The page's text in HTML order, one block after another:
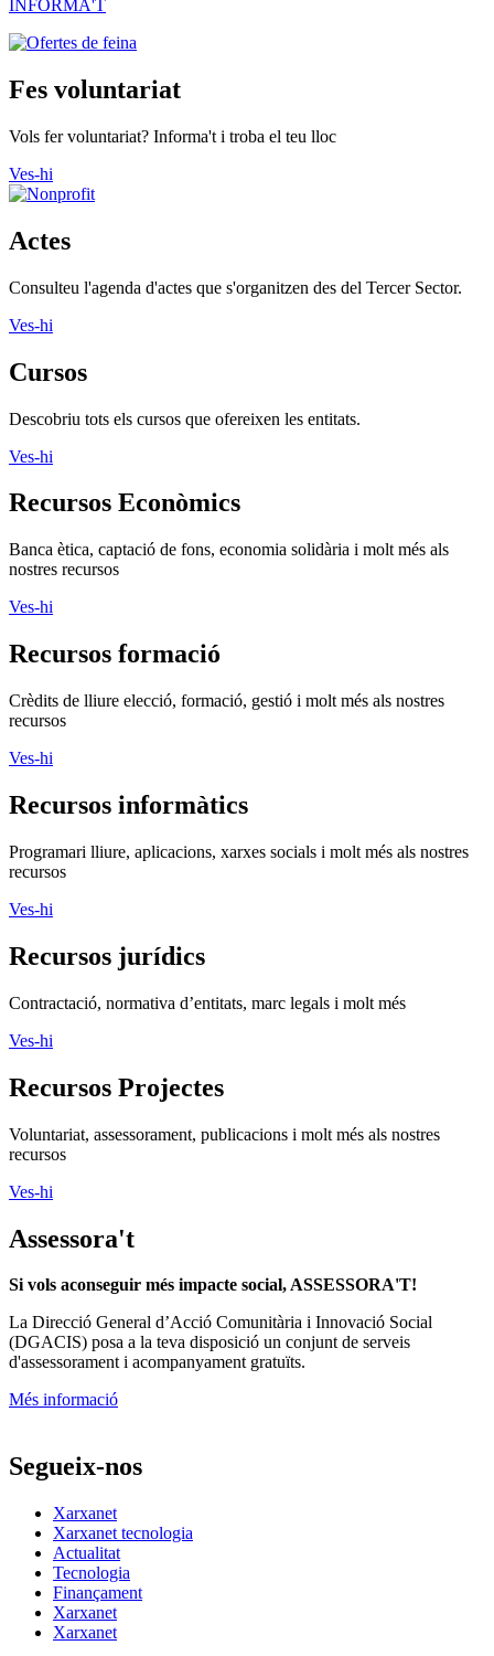
INFORMA'T
Fes voluntariat
Vols fer voluntariat? Informa't i troba el teu lloc
Ves-hi
Actes
Consulteu l'agenda d'actes que s'organitzen des del Tercer Sector.
Ves-hi
Cursos
Descobriu tots els cursos que ofereixen les entitats.
Ves-hi
Recursos Econòmics
Banca ètica, captació de fons, economia solidària i molt més als
nostres recursos
Ves-hi
Recursos formació
Crèdits de lliure elecció, formació, gestió i molt més als nostres
recursos
Ves-hi
Recursos informàtics
Programari lliure, aplicacions, xarxes socials i molt més als nostres
recursos
Ves-hi
Recursos jurídics
Contractació, normativa d’entitats, marc legals i molt més
Ves-hi
Recursos Projectes
Voluntariat, assessorament, publicacions i molt més als nostres
recursos
Ves-hi
Assessora't
Si vols aconseguir més impacte social, ASSESSORA'T!
La Direcció General d’Acció Comunitària i Innovació Social
(DGACIS) posa a la teva disposició un conjunt de serveis
d'assessorament i acompanyament gratuïts.
Més informació
Segueix-nos
Xarxanet
Xarxanet tecnologia
Actualitat
Tecnologia
Finançament
Xarxanet
Xarxanet